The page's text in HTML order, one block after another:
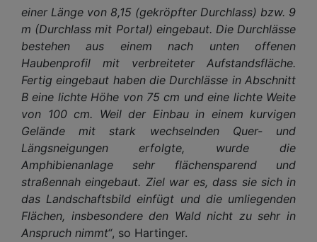
einer Länge von 8,15 (gekröpfter Durchlass) bzw. 9
m (Durchlass mit Portal) eingebaut. Die Durchlässe
bestehen aus einem nach unten offenen
Haubenprofil mit verbreiteter Aufstandsfläche.
Fertig eingebaut haben die Durchlässe in Abschnitt
B eine lichte Höhe von 75 cm und eine lichte Weite
von 100 cm. Weil der Einbau in einem kurvigen
Gelände mit stark wechselnden Quer- und
Längsneigungen erfolgte, wurde die
Amphibienanlage sehr flächensparend und
straßennah eingebaut. Ziel war es, dass sie sich in
das Landschaftsbild einfügt und die umliegenden
Flächen, insbesondere den Wald nicht zu sehr in
Anspruch nimmt“, so Hartinger.